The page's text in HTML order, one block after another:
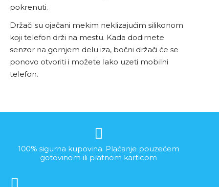
pokrenuti.
Držači su ojačani mekim neklizajućim silikonom
koji telefon drži na mestu. Kada dodirnete
senzor na gornjem delu iza, bočni držači će se
ponovo otvoriti i možete lako uzeti mobilni
telefon.
100% sigurna kupovina. Plaćanje pouzećem
gotovinom ili platnom karticom